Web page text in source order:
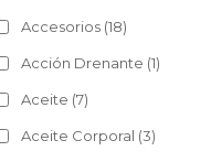
Accesorios (18)
Acción Drenante (1)
Aceite (7)
Aceite Corporal (3)